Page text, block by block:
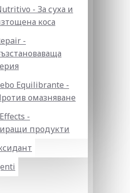
- За суха и
коса
-
Equilibrante -
омазняване
-
продукти